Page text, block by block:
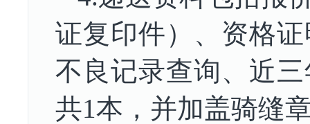
证复印件）、 资格
不良记录查询、近
共1本，并加盖骑缝